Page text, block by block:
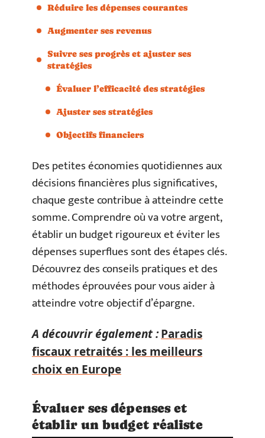
Réduire les dépenses courantes
Augmenter ses revenus
Suivre ses progrès et ajuster ses
stratégies
Évaluer l’efficacité des stratégies
Ajuster ses stratégies
Objectifs financiers
Des petites économies quotidiennes aux
décisions financières plus significatives,
chaque geste contribue à atteindre cette
somme. Comprendre où va votre argent,
établir un budget rigoureux et éviter les
dépenses superflues sont des étapes clés.
Découvrez des conseils pratiques et des
méthodes éprouvées pour vous aider à
atteindre votre objectif d’épargne.
A découvrir également :Paradis
fiscaux retraités : les meilleurs
choix en Europe
Évaluer ses dépenses et
établir un budget réaliste